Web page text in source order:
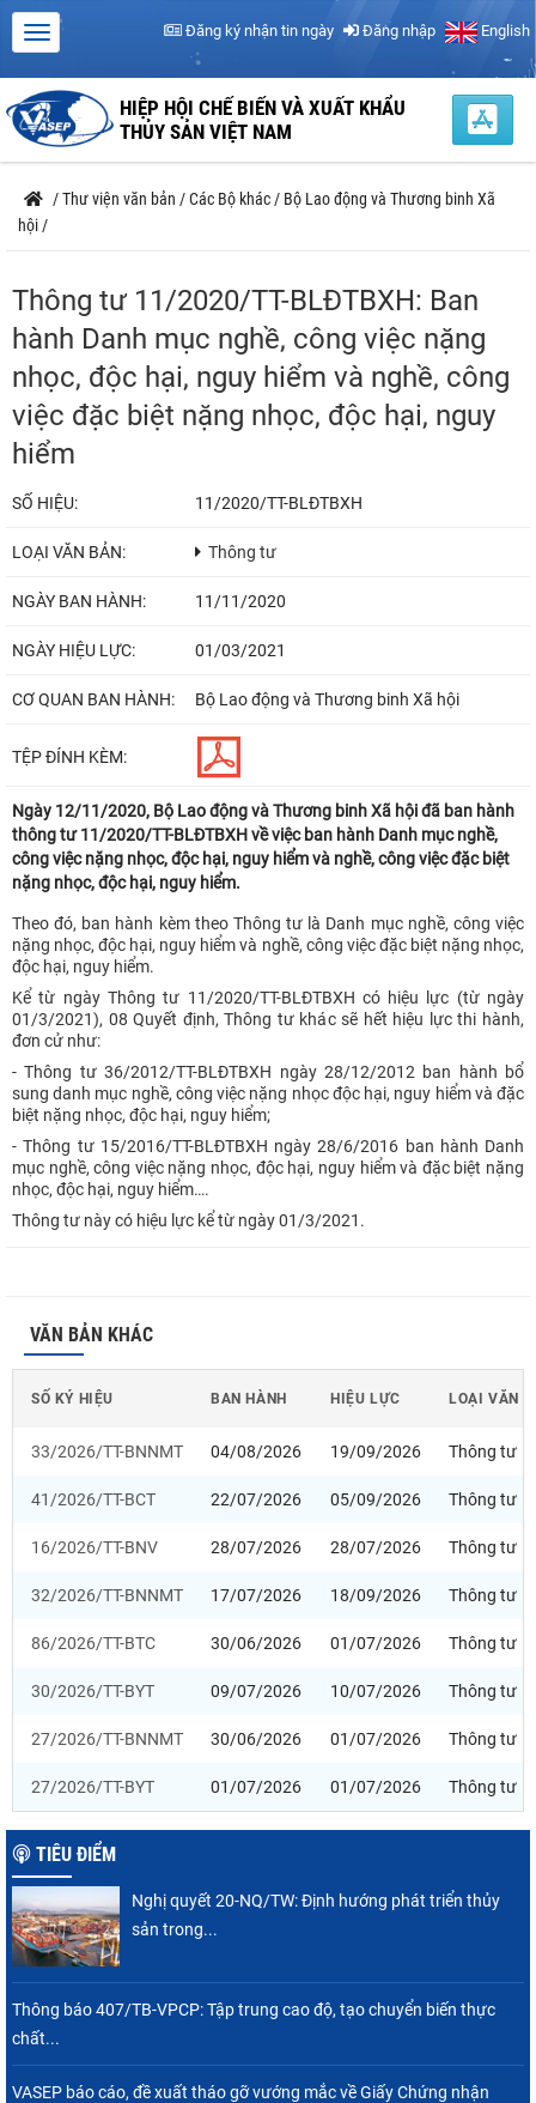
Đăng ký nhận tin ngày Đăng nhập English
HIỆP HỘI CHẾ BIẾN VÀ XUẤT KHẨU
THỦY SẢN VIỆT NAM
/Thư viện văn bản /Các Bộ khác / Bộ Lao động và Thương binh Xã
hội /
Thông tư 11/2020/TT-BLĐTBXH: Ban
hành Danh mục nghề, công việc nặng
nhọc, độc hại, nguy hiểm và nghề, công
việc đặc biệt nặng nhọc, độc hại, nguy
hiểm
SỐ HIỆU: 11/2020/TT-BLĐTBXH
LOẠI VĂN BẢN: Thông tư
NGÀY BAN HÀNH: 11/11/2020
NGÀY HIỆU LỰC: 01/03/2021
CƠ QUAN BAN HÀNH: Bộ Lao động và Thương binh Xã hội
TỆP ĐÍNH KÈM:
Ngày 12/11/2020, Bộ Lao động và Thương binh Xã hội đã ban hành
thông tư 11/2020/TT-BLĐTBXH về việc ban hành Danh mục nghề,
công việc nặng nhọc, độc hại, nguy hiểm và nghề, công việc đặc biệt
nặng nhọc, độc hại, nguy hiểm.
Theo đó, ban hành kèm theo Thông tư là Danh mục nghề, công việc
nặng nhọc, độc hại, nguy hiểm và nghề, công việc đặc biệt nặng nhọc,
độc hại, nguy hiểm.
Kể từ ngày Thông tư 11/2020/TT-BLĐTBXH có hiệu lực (từ ngày
01/3/2021), 08 Quyết định, Thông tư khác sẽ hết hiệu lực thi hành,
đơn cử như:
- Thông tư 36/2012/TT-BLĐTBXH ngày 28/12/2012 ban hành bổ
sung danh mục nghề, công việc nặng nhọc độc hại, nguy hiểm và đặc
biệt nặng nhọc, độc hại, nguy hiểm;
- Thông tư 15/2016/TT-BLĐTBXH ngày 28/6/2016 ban hành Danh
mục nghề, công việc nặng nhọc, độc hại, nguy hiểm và đặc biệt nặng
nhọc, độc hại, nguy hiểm….
Thông tư này có hiệu lực kể từ ngày 01/3/2021.
VĂN BẢN KHÁC
SỐ KÝ HIỆU BAN HÀNH HIỆU LỰC LOẠI VĂN
33/2026/TT-BNNMT 04/08/2026 19/09/2026 Thông tư
41/2026/TT-BCT 22/07/2026 05/09/2026 Thông tư
16/2026/TT-BNV 28/07/2026 28/07/2026 Thông tư
32/2026/TT-BNNMT 17/07/2026 18/09/2026 Thông tư
86/2026/TT-BTC 30/06/2026 01/07/2026 Thông tư
30/2026/TT-BYT 09/07/2026 10/07/2026 Thông tư
27/2026/TT-BNNMT 30/06/2026 01/07/2026 Thông tư
27/2026/TT-BYT 01/07/2026 01/07/2026 Thông tư
TIÊU ĐIỂM
Nghị quyết 20-NQ/TW: Định hướng phát triển thủy
sản trong...
Thông báo 407/TB-VPCP: Tập trung cao độ, tạo chuyển biến thực
chất...
VASEP báo cáo, đề xuất tháo gỡ vướng mắc về Giấy Chứng nhận